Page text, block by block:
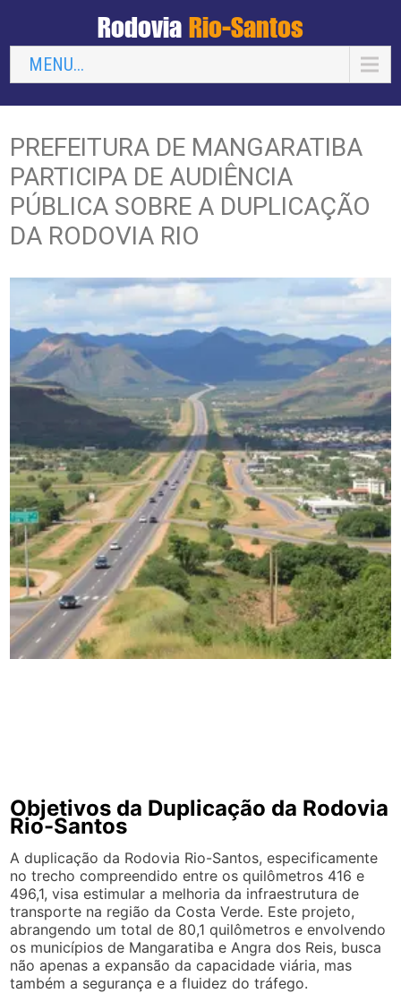
Rodovia Rio-Santos
MENU...
PREFEITURA DE MANGARATIBA
PARTICIPA DE AUDIÊNCIA
PÚBLICA SOBRE A DUPLICAÇÃO
DA RODOVIA RIO
Objetivos da Duplicação da Rodovia
Rio-Santos
A duplicação da Rodovia Rio-Santos, especificamente
no trecho compreendido entre os quilômetros 416 e
496,1, visa estimular a melhoria da infraestrutura de
transporte na região da Costa Verde. Este projeto,
abrangendo um total de 80,1 quilômetros e envolvendo
os municípios de Mangaratiba e Angra dos Reis, busca
não apenas a expansão da capacidade viária, mas
também a segurança e a fluidez do tráfego.